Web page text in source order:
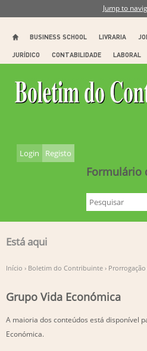
Jump to
BUSINESS SCHOOL LIVRARIA
JURÍDICO CONTABILIDADE LABORAL
Formulário
Login Registo
Está aqui
Início › Boletim do Contribuinte ›
Grupo Vida Económica
A maioria dos conteúdos está disponível
Económica.